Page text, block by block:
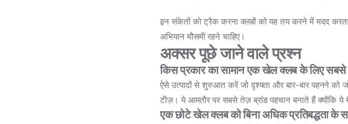
इन संकेतों को ट्रैक करना क्लबों को यह तय करने में मदद
अभियान मौसमी रहने चाहिए।
अक्सर पूछे जाने वाले प्रश्न
किस प्रकार का सामान एक खेल क्लब के लिए सबसे
ऐसे उत्पादों से शुरुआत करें जो दृश्यता और बार-बार पहनने को
टीज़। ये आमतौर पर सबसे तेज़ ब्रांड पहचान बनाते हैं क्योंकि ये
एक छोटे खेल क्लब को बिना अधिक प्रतिबद्धता के